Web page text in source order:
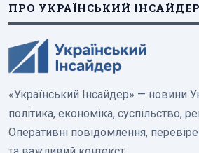
ПРО УКРАЇНСЬКИЙ ІНСАЙДЕР
«Український Інсайдер» — новини
політика, економіка, суспільство,
Оперативні повідомлення,